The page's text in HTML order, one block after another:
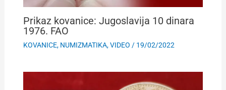
Prikaz kovanice: Jugoslavija 10 dinara
1976. FAO
KOVANICE, NUMIZMATIKA,VIDEO / 19/02/2022